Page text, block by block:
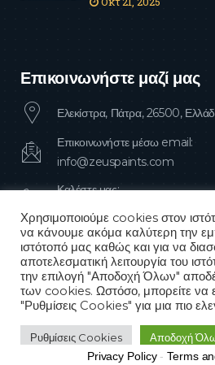
Επικοινωνήστε μαζί μας
Ελεκίστρα, Πάτρα, 26500,
Επικοινωνήστε μέσω email:
info@zeuspaints.com
Καλέστε μας:
Χρησιμοποιούμε cookies στον
να κάνουμε ακόμα καλύτερη την
ιστότοπό μας καθώς και για να
αποτελεσματική λειτουργία του
την επιλογή "Αποδοχή Όλων"
των cookies. Ωστόσο, μπορείτε να
"Ρυθμίσεις Cookies" για μια πιο
Ρυθμίσεις Cookies
Αποδοχή
Privacy Policy-Terms